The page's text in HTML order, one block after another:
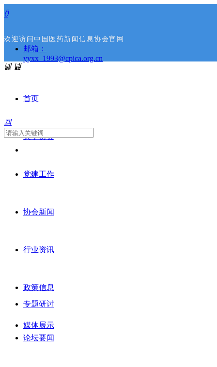
ꄱ
欢迎访问中国医药新闻信息协会官网
邮箱：
yyxx_1993@cpica.org.cn
首页
关于协会
党建工作
协会新闻
行业资讯
政策信息
媒体展示
끠
넳 넲
专题研讨
论坛要闻